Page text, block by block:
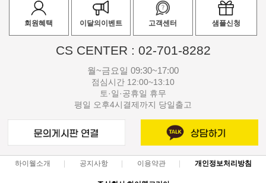
회원혜택 이달의이벤트 고객센터 샘플신청
CS CENTER : 02-701-8282
월~금요일 09:30~17:00
점심시간 12:00~13:10
토·일·공휴일 휴무
평일 오후4시결제까지 당일출고
하이웰소개 공지사항 이용약관 개인정보처리방침